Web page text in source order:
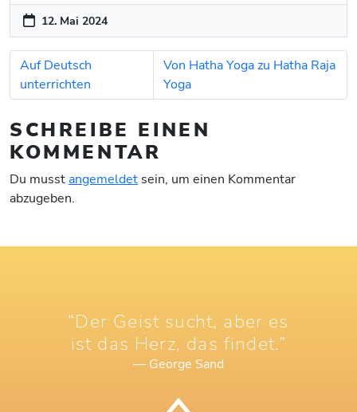
12. Mai 2024
Auf Deutsch
unterrichten
Von Hatha Yoga zu Hatha Raja
Yoga
SCHREIBE EINEN
KOMMENTAR
Du musstangemeldet sein, um einen Kommentar
abzugeben.
“Der Geist sucht, aber es
ist das Herz, das findet.”
— George Sand